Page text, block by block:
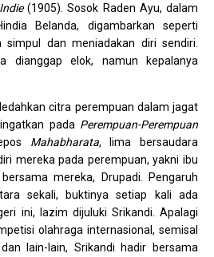
(1905). Sosok Raden Ayu, dalam
Belanda, digambarkan seperti
simpul dan meniadakan diri sendiri.
dianggap elok, namun kepalanya
citra perempuan dalam jagat
pada Perempuan-Perempuan
Mahabharata, lima bersaudara
mereka pada perempuan, yakni ibu
mereka, Drupadi. Pengaruh
sekali, buktinya setiap kali ada
ini, lazim dijuluki Srikandi. Apalagi
olahraga internasional, semisal
lain-lain, Srikandi hadir bersama